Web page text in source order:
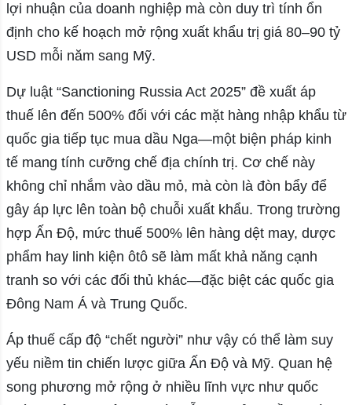
lợi nhuận của doanh nghiệp mà còn duy trì tính ổn
định cho kế hoạch mở rộng xuất khẩu trị giá 80–90 tỷ
USD mỗi năm sang Mỹ.
Dự luật “Sanctioning Russia Act 2025” đề xuất áp
thuế lên đến 500% đối với các mặt hàng nhập khẩu từ
quốc gia tiếp tục mua dầu Nga—một biện pháp kinh
tế mang tính cưỡng chế địa chính trị. Cơ chế này
không chỉ nhắm vào dầu mỏ, mà còn là đòn bẩy để
gây áp lực lên toàn bộ chuỗi xuất khẩu. Trong trường
hợp Ấn Độ, mức thuế 500% lên hàng dệt may, dược
phẩm hay linh kiện ôtô sẽ làm mất khả năng cạnh
tranh so với các đối thủ khác—đặc biệt các quốc gia
Đông Nam Á và Trung Quốc.
Áp thuế cấp độ “chết người” như vậy có thể làm suy
yếu niềm tin chiến lược giữa Ấn Độ và Mỹ. Quan hệ
song phương mở rộng ở nhiều lĩnh vực như quốc